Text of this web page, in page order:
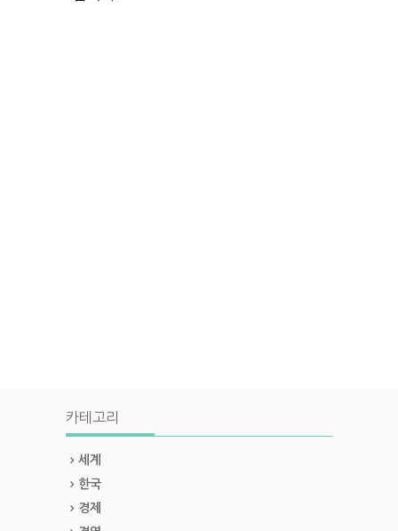
카테고리
세계
한국
경제